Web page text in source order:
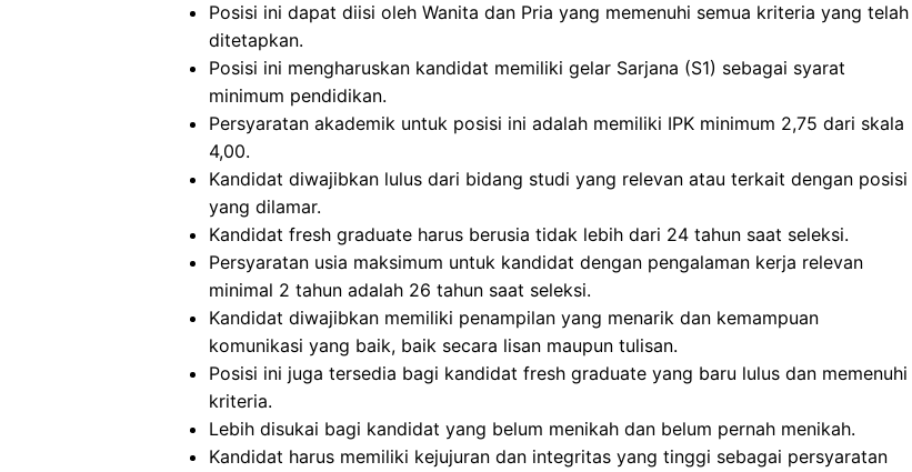
Posisi ini dapat diisi oleh Wanita dan Pria yang memenuhi semua kriteria yang telah
ditetapkan.
Posisi ini mengharuskan kandidat memiliki gelar Sarjana (S1) sebagai syarat
minimum pendidikan.
Persyaratan akademik untuk posisi ini adalah memiliki IPK minimum 2,75 dari skala
4,00.
Kandidat diwajibkan lulus dari bidang studi yang relevan atau terkait dengan posisi
yang dilamar.
Kandidat fresh graduate harus berusia tidak lebih dari 24 tahun saat seleksi.
Persyaratan usia maksimum untuk kandidat dengan pengalaman kerja relevan
minimal 2 tahun adalah 26 tahun saat seleksi.
Kandidat diwajibkan memiliki penampilan yang menarik dan kemampuan
komunikasi yang baik, baik secara lisan maupun tulisan.
Posisi ini juga tersedia bagi kandidat fresh graduate yang baru lulus dan memenuhi
kriteria.
Lebih disukai bagi kandidat yang belum menikah dan belum pernah menikah.
Kandidat harus memiliki kejujuran dan integritas yang tinggi sebagai persyaratan